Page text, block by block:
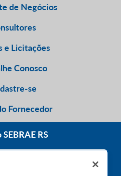
de Negócios
e Licitações
Conosco
se
Fornecedor
SEBRAE RS